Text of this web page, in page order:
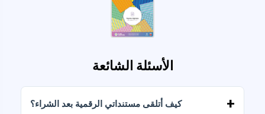
الأسئلة الشائعة
كيف أتلقى مستنداتي الرقمية بعد الشراء؟